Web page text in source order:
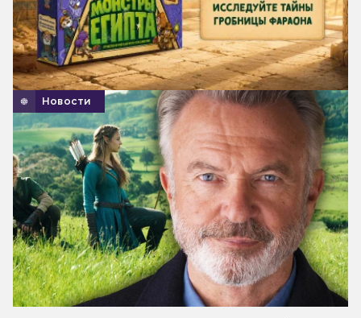
Новости